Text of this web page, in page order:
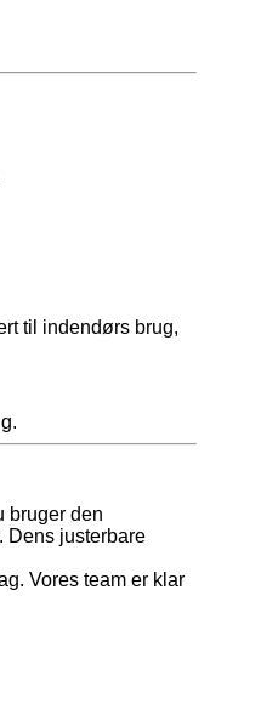
til indendørs brug,
bruger den
Dens justerbare
Vores team er klar